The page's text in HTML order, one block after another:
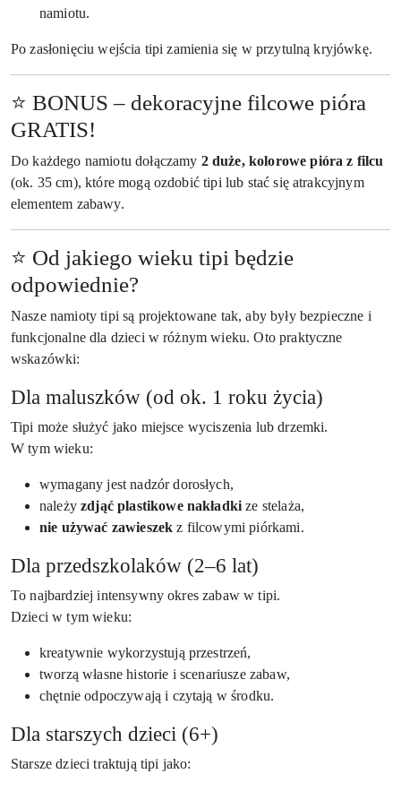
namiotu.
Po zasłonięciu wejścia tipi zamienia się w przytulną kryjówkę.
⭐ BONUS – dekoracyjne filcowe pióra
GRATIS!
Do każdego namiotu dołączamy 2 duże, kolorowe pióra z filcu
(ok. 35 cm), które mogą ozdobić tipi lub stać się atrakcyjnym
elementem zabawy.
⭐ Od jakiego wieku tipi będzie
odpowiednie?
Nasze namioty tipi są projektowane tak, aby były bezpieczne i
funkcjonalne dla dzieci w różnym wieku. Oto praktyczne
wskazówki:
Dla maluszków (od ok. 1 roku życia)
Tipi może służyć jako miejsce wyciszenia lub drzemki.
W tym wieku:
wymagany jest nadzór dorosłych,
należyzdjąć plastikowe nakładki ze stelaża,
nie używać zawieszek z filcowymi piórkami.
Dla przedszkolaków (2–6 lat)
To najbardziej intensywny okres zabaw w tipi.
Dzieci w tym wieku:
kreatywnie wykorzystują przestrzeń,
tworzą własne historie i scenariusze zabaw,
chętnie odpoczywają i czytają w środku.
Dla starszych dzieci (6+)
Starsze dzieci traktują tipi jako: